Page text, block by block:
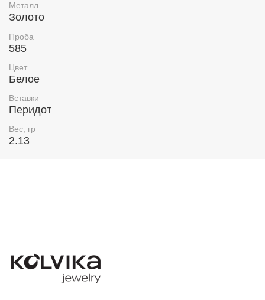
Металл
Золото
Проба
585
Цвет
Белое
Вставки
Перидот
Вес, гр
2.13